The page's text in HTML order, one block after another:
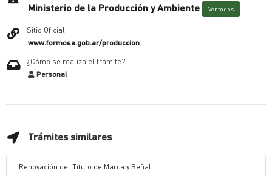
Ministerio de la Producción y Ambiente Ver todos
Sitio Oficial:
www.formosa.gob.ar/produccion
¿Cómo se realiza el trámite?:
Personal
Trámites similares
Renovación del Título de Marca y Señal